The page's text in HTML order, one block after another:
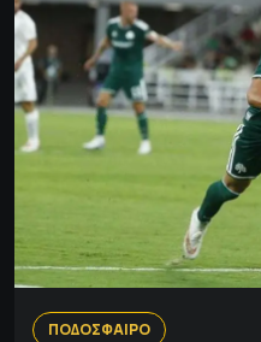
ΠΟΔΟΣΦΑΙΡΟ